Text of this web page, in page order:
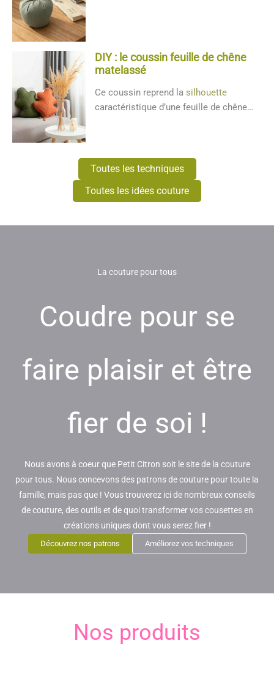
DIY : le coussin feuille de chêne
matelassé
Ce coussin reprend la silhouette
caractéristique d’une feuille de chêne
Toutes les techniques
Toutes les idées couture
La couture pour tous
Coudre pour se
faire plaisir et être
fier de soi !
Nous avons à coeur que Petit Citron soit le site de la couture
pour tous. Nous concevons des patrons de couture pour toute la
famille, mais pas que ! Vous trouverez ici de nombreux conseils
de couture, des outils et de quoi transformer vos cousettes en
créations uniques dont vous serez fier !
Découvrez nos patrons Améliorez vos techniques
Nos produits